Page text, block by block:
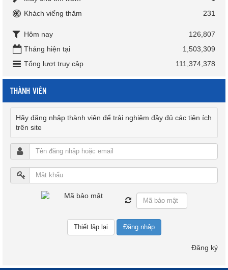
Khách viếng thăm
231
Hôm nay
126,807
Tháng hiện tại
1,503,309
Tổng lượt truy cập
111,374,378
THÀNH VIÊN
Hãy đăng nhập thành viên để trải nghiệm đầy đủ các tiện ích
trên site
Đăng nhập
Đăng ký